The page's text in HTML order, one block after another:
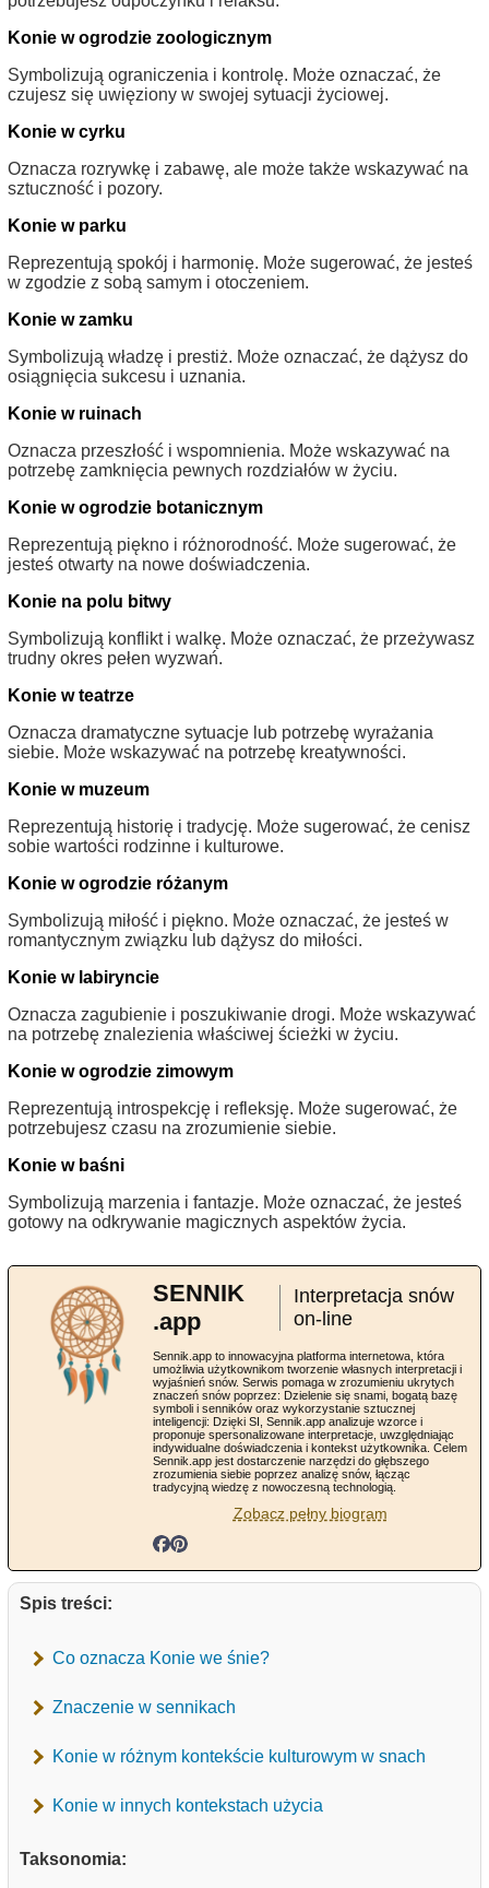
Konie w ogrodzie zoologicznym
Symbolizują ograniczenia i kontrolę. Może oznaczać, że
czujesz się uwięziony w swojej sytuacji życiowej.
Konie w cyrku
Oznacza rozrywkę i zabawę, ale może także wskazywać na
sztuczność i pozory.
Konie w parku
Reprezentują spokój i harmonię. Może sugerować, że jesteś
w zgodzie z sobą samym i otoczeniem.
Konie w zamku
Symbolizują władzę i prestiż. Może oznaczać, że dążysz do
osiągnięcia sukcesu i uznania.
Konie w ruinach
Oznacza przeszłość i wspomnienia. Może wskazywać na
potrzebę zamknięcia pewnych rozdziałów w życiu.
Konie w ogrodzie botanicznym
Reprezentują piękno i różnorodność. Może sugerować, że
jesteś otwarty na nowe doświadczenia.
Konie na polu bitwy
Symbolizują konflikt i walkę. Może oznaczać, że przeżywasz
trudny okres pełen wyzwań.
Konie w teatrze
Oznacza dramatyczne sytuacje lub potrzebę wyrażania
siebie. Może wskazywać na potrzebę kreatywności.
Konie w muzeum
Reprezentują historię i tradycję. Może sugerować, że cenisz
sobie wartości rodzinne i kulturowe.
Konie w ogrodzie różanym
Symbolizują miłość i piękno. Może oznaczać, że jesteś w
romantycznym związku lub dążysz do miłości.
Konie w labiryncie
Oznacza zagubienie i poszukiwanie drogi. Może wskazywać
na potrzebę znalezienia właściwej ścieżki w życiu.
Konie w ogrodzie zimowym
Reprezentują introspekcję i refleksję. Może sugerować, że
potrzebujesz czasu na zrozumienie siebie.
Konie w baśni
Symbolizują marzenia i fantazje. Może oznaczać, że jesteś
gotowy na odkrywanie magicznych aspektów życia.
SENNIK
.app
Interpretacja snów
on-line
Sennik.app to innowacyjna platforma internetowa, która
umożliwia użytkownikom tworzenie własnych interpretacji i
wyjaśnień snów. Serwis pomaga w zrozumieniu ukrytych
znaczeń snów poprzez: Dzielenie się snami, bogatą bazę
symboli i senników oraz wykorzystanie sztucznej
inteligencji: Dzięki SI, Sennik.app analizuje wzorce i
proponuje spersonalizowane interpretacje, uwzględniając
indywidualne doświadczenia i kontekst użytkownika. Celem
Sennik.app jest dostarczenie narzędzi do głębszego
zrozumienia siebie poprzez analizę snów, łącząc
tradycyjną wiedzę z nowoczesną technologią.
Zobacz pełny biogram
Spis treści:
Co oznacza Konie we śnie?
Znaczenie w sennikach
Konie w różnym kontekście kulturowym w snach
Konie w innych kontekstach użycia
Taksonomia: